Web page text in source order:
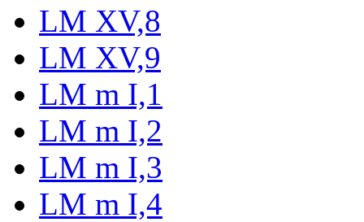
LM XV,8
LM XV,9
LM m I,1
LM m I,2
LM m I,3
LM m I,4